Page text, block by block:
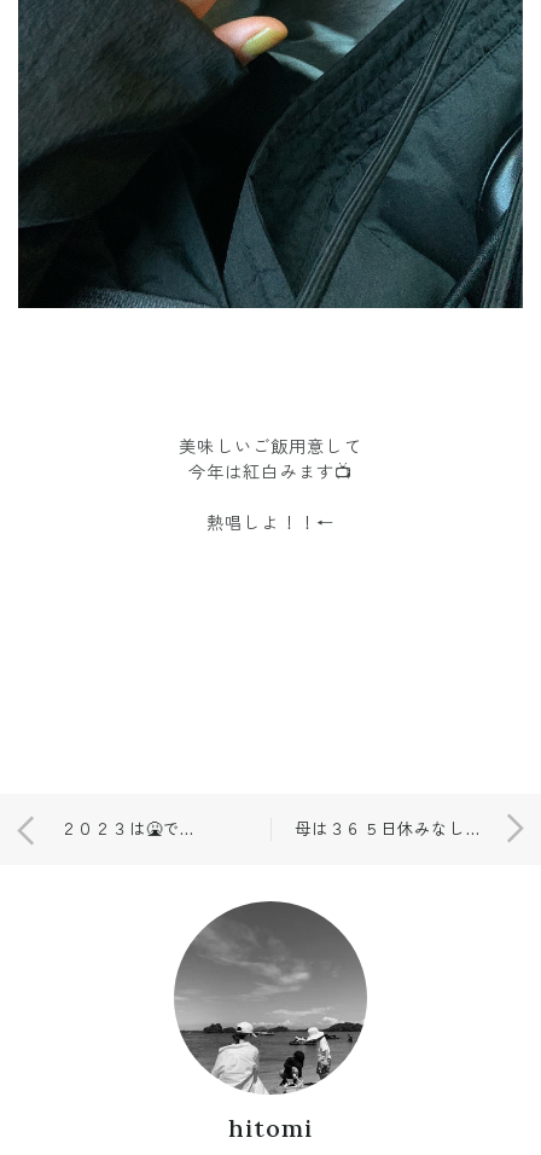
美味しいご飯用意して
今年は紅白みます📺
熱唱しよ！！←
２０２３は🤮で始まり 母は３６５日休みなし🌤
hitomi